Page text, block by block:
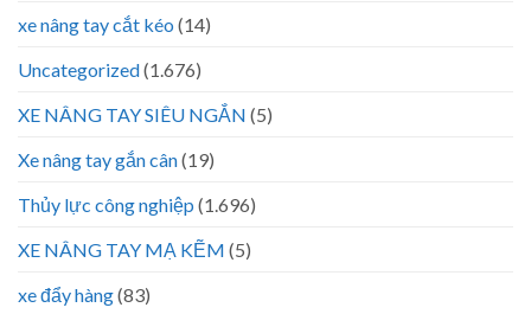
xe nâng tay cắt kéo (14)
Uncategorized(1.676)
XE NÂNG TAY SIÊU NGẮN (5)
Xe nâng tay gắn cân(19)
Thủy lực công nghiệp (1.696)
XE NÂNG TAY MẠ KẼM (5)
xe đẩy hàng(83)